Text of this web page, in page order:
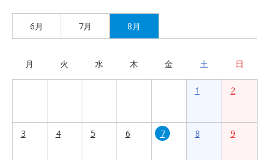
6月 7月 8月
月 火 水 木 金 土 日
1 2
3 4 5 6 7 8 9